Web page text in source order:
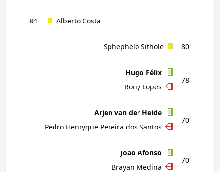
84' Alberto Costa
80'
Sphephelo Sithole
78'
Hugo Félix
Rony Lopes
70'
Arjen van der Heide
Pedro Henryque Pereira dos Santos
70'
Joao Afonso
Brayan Medina